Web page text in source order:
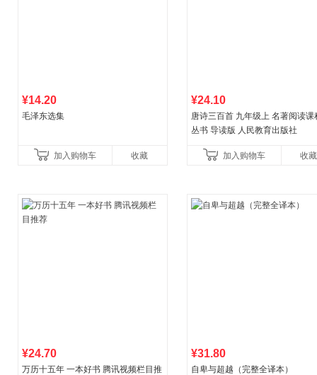
¥14.20
毛泽东选集
加入购物车 收藏
¥24.10
唐诗三百首 九年级上 名著阅读课
丛书 导读版 人民教育出版社
加入购物车 收藏
¥24.70
万历十五年 一本好书 腾讯视频栏目推
¥31.80
自卑与超越（完整全译本）